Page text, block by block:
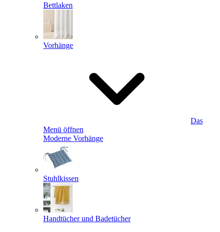
Bettlaken
Vorhänge
Das
Menü öffnen
Moderne Vorhänge
Stuhlkissen
Handtücher und Badetücher